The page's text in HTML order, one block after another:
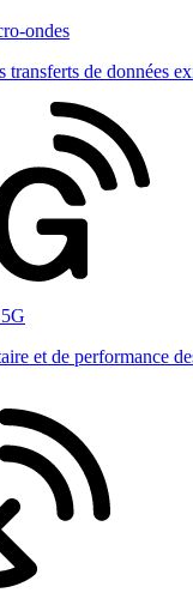
ondes
transferts de données
et de performance